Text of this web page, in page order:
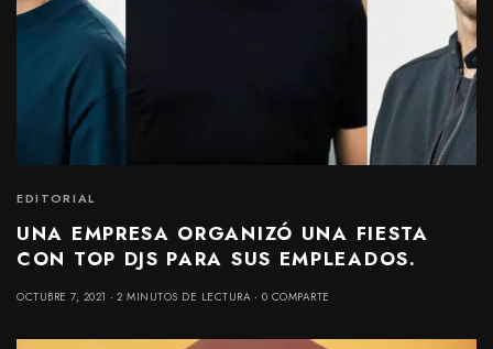
EDITORIAL
UNA EMPRESA ORGANIZÓ UNA FIESTA
CON TOP DJS PARA SUS EMPLEADOS.
OCTUBRE 7, 2021 2 MINUTOS DE LECTURA 0 COMPARTE